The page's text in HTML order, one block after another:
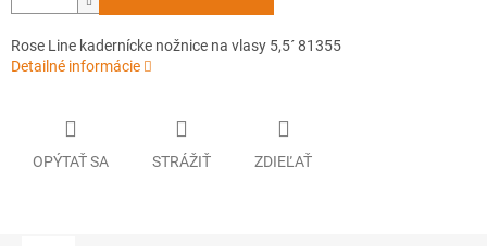
Rose Line kadernícke nožnice na vlasy 5,5´ 81355
Detailné informácie
OPÝTAŤ SA STRÁŽIŤ ZDIEĽAŤ